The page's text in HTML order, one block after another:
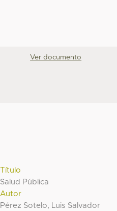
Ver documento
Título
Salud Pública
Autor
Pérez Sotelo, Luis Salvador